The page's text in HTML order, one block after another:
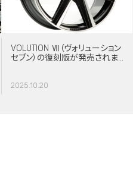
VOLUTION Ⅶ（ヴォリューション
セブン）の復刻版が発売されま
2025.10.20